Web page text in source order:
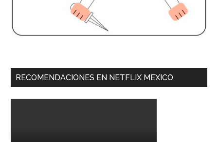
RECOMENDACIONES EN NETFLIX MEXICO